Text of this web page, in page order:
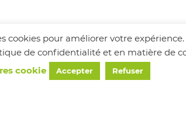
pour améliorer votre
de confidentialité et en matière de
cookie
Accepter Refuser